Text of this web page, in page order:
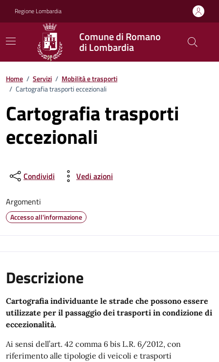
Regione Lombardia
Comune di Romano
di Lombardia
Home / Servizi / Mobilità e trasporti
/ Cartografia trasporti eccezionali
Cartografia trasporti
eccezionali
Condividi Vedi azioni
Argomenti
Accesso all'informazione
Descrizione
Cartografia individuante le strade che possono essere
utilizzate per il passaggio dei trasporti in condizione di
eccezionalità.
Ai sensi dell’art. 42 comma 6 bis L.R. 6/2012, con
riferimento alle tipologie di veicoli e trasporti